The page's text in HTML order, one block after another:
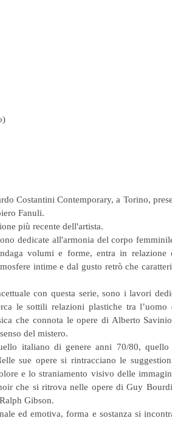
Costantini Contemporary, a Torino,
Fanuli.
più recente dell'artista.
dedicate all'armonia del corpo
volumi e forme, entra in relazione
intime e dal gusto retrò che
con questa serie, sono i lavori
le sottili relazioni plastiche tra l’uomo
che connota le opere di Alberto
del mistero.
italiano di genere anni 70/80, quello
sue opere si rintracciano le
e lo straniamento visivo delle
che si ritrova nelle opere di Guy
Gibson.
ed emotiva, forma e sostanza si